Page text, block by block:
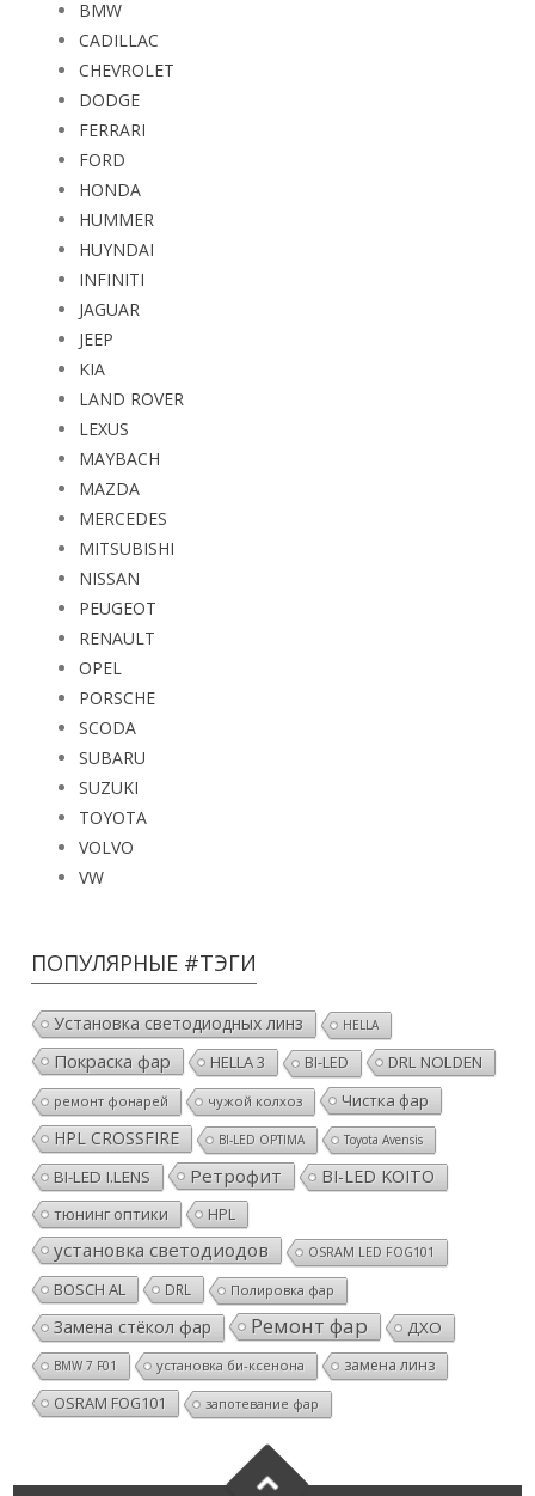
BMW
CADILLAC
CHEVROLET
DODGE
FERRARI
FORD
HONDA
HUMMER
HUYNDAI
INFINITI
JAGUAR
JEEP
KIA
LAND ROVER
LEXUS
MAYBACH
MAZDA
MERCEDES
MITSUBISHI
NISSAN
PEUGEOT
RENAULT
OPEL
PORSCHE
SCODA
SUBARU
SUZUKI
TOYOTA
VOLVO
VW
ПОПУЛЯРНЫЕ #ТЭГИ
Установка светодиодных линз HELLA
Покраска фар HELLA 3 BI-LED DRL NOLDEN
ремонт фонарей чужой колхоз Чистка фар
HPL CROSSFIRE BI-LED OPTIMA Toyota Avensis
BI-LED I.LENS Ретрофит BI-LED KOITO
тюнинг оптики HPL
установка светодиодов OSRAM LED FOG101
BOSCH AL DRL Полировка фар
Замена стёкол фар Ремонт фар ДХО
BMW 7 F01 установка би-ксенона замена линз
OSRAM FOG101 запотевание фар